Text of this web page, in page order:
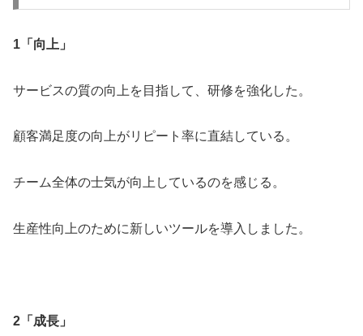
1「向上」
サービスの質の向上を目指して、研修を強化した。
顧客満足度の向上がリピート率に直結している。
チーム全体の士気が向上しているのを感じる。
生産性向上のために新しいツールを導入しました。
2 「成長」